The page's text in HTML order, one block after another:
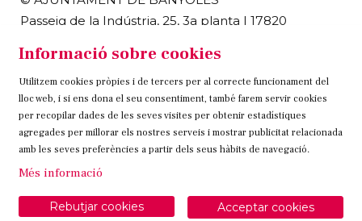
Passeig de la Indústria, 25, 3a planta | 17820
972 58 18 48 | 972 57 00 50
Sitemap Avís Legal Ús de Cookies Contacteu
Link a instagram
Link a twitter
Link a facebook
Informació sobre cookies
Utilitzem cookies pròpies i de tercers per al correcte funcionament del
lloc web, i si ens dona el seu consentiment, també farem servir cookies
per recopilar dades de les seves visites per obtenir estadístiques
agregades per millorar els nostres serveis i mostrar publicitat relacionada
amb les seves preferències a partir dels seus hàbits de navegació.
Més informació
Acceptar cookies
Rebutjar cookies